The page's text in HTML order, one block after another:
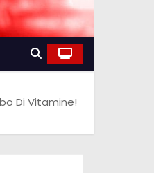
Di Vitamine!